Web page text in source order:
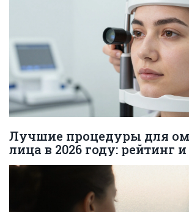
Лучшие процедуры для
лица в 2026 году: рейтинг